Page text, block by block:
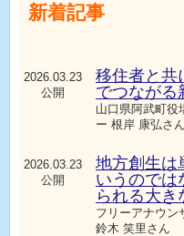
新着記事
2026.03.23
公開
移住者と共
でつながる
山口県阿武町役
ー 根岸 康弘さん
2026.03.23
公開
地方創生は
いうのでは
られる大き
フリーアナウン
鈴木 笑里さん